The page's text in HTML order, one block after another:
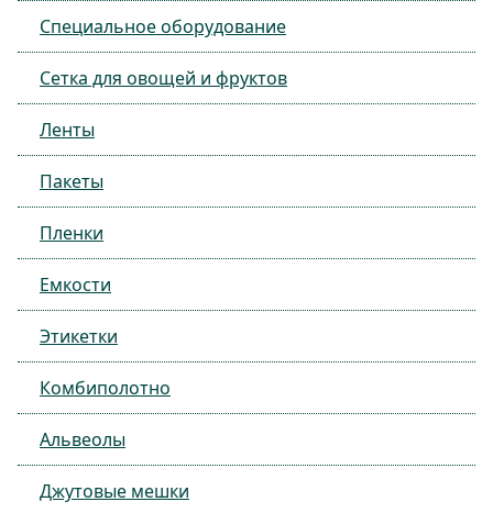
Специальное оборудование
Сетка для овощей и фруктов
Ленты
Пакеты
Пленки
Емкости
Этикетки
Комбиполотно
Альвеолы
Джутовые мешки